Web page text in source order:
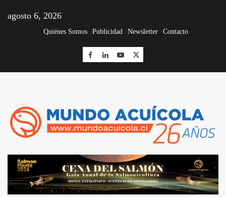
agosto 6, 2026
Quiénes Somos Publicidad Newsletter Contacto